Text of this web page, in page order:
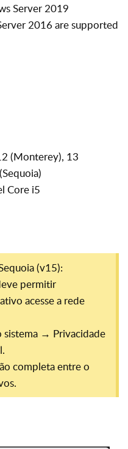
Server 2019
2016 are supported
(Monterey), 13
Core i5
(v15):
permitir
acesse a rede
sistema → Privacidade
completa entre o